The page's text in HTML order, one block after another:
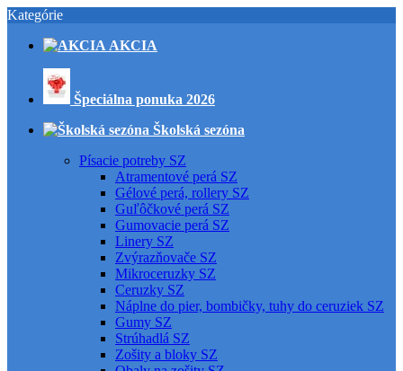
Kategórie
AKCIA
Špeciálna ponuka 2026
Školská sezóna
Písacie potreby SZ
Atramentové perá SZ
Gélové perá, rollery SZ
Guľôčkové perá SZ
Gumovacie perá SZ
Linery SZ
Zvýrazňovače SZ
Mikroceruzky SZ
Ceruzky SZ
Náplne do pier, bombičky, tuhy do ceruziek SZ
Gumy SZ
Strúhadlá SZ
Zošity a bloky SZ